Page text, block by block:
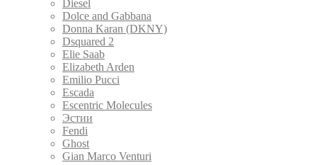
Diesel
Dolce and Gabbana
Donna Karan (DKNY)
Dsquared 2
Elie Saab
Elizabeth Arden
Emilio Pucci
Escada
Escentric Molecules
Эстии
Fendi
Ghost
Gian Marco Venturi